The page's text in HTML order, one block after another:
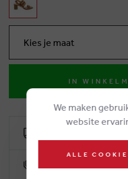
Kies je maat
IN
10% klantenkorting
We maken
website
ALLE